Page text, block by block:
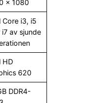
× 1080
Core i3, i5
i7 av sjunde
HD
620
DDR4-